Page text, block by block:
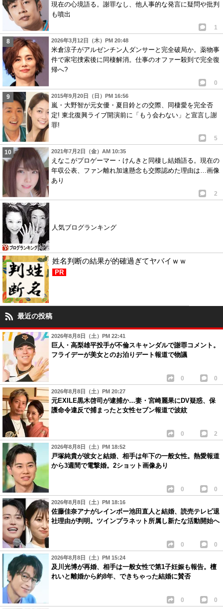
現在の心境語る。謝罪なし、他人事的な発言に疑問や批判
も噴出
1
2026年3月12日（木）PM 20:48
米倉涼子がアルゼンチン人ダンサーと完全破局か。薬物事
件で家宅捜索後に同棲解消。仕事のオファー殺到で完全復
帰へ?
0
2015年9月20日（日）PM 16:56
嵐・大野智が元女優・夏目鈴との交際、同棲愛を完全否
定! 東北復興ライブ開演前に「もう会わない」と宣言し謝
罪!
5
2021年7月2日（金）AM 10:35
えなこがプロゲーマー・けんきと同棲し結婚語る。現在の
年収公表、ファン離れ加速懸念も交際認めた理由は…画像
あり
2
人気ブログランキング
姓名判断の結果が的確過ぎてヤバイｗｗ
PR
最近の投稿
2026年8月8日（土）PM 22:41
巨人・高梨雄平投手が不倫スキャンダルで謝罪コメント。
フライデーが美女とのお泊りデート報道で物議
0 0
2026年8月8日（土）PM 20:27
元EXILE黒木啓司が逮捕か…妻・宮崎麗果にDV疑惑、保
護命令違反で捕まったと女性セブン報道で波紋
0 2
2026年8月8日（土）PM 18:52
戸塚純貴が彼女と結婚、相手は年下の一般女性。熱愛報道
から3週間で電撃婚。2ショット画像あり
0 0
2026年8月8日（土）PM 18:16
佐藤佳奈アナがレインボー池田直人と結婚、読売テレビ退
社理由が判明。ツインプラネット所属し新たな活動開始へ
0 0
2026年8月8日（土）PM 15:24
及川光博が再婚、相手は一般女性で第1子妊娠も報告。檀
れいと離婚から約8年、できちゃった結婚に賛否
0 0